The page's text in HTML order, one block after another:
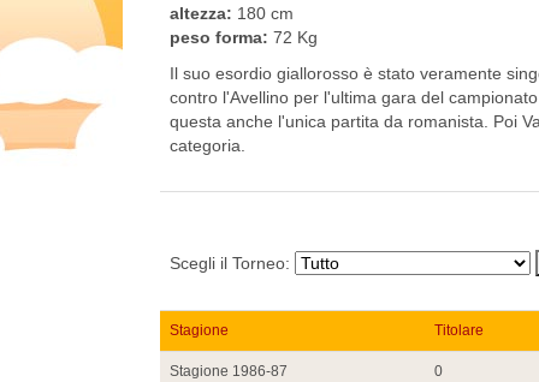
altezza: 180 cm
peso forma: 72 Kg
Il suo esordio giallorosso è stato veramente
contro l'Avellino per l'ultima gara del
questa anche l'unica partita da romanista. Poi
categoria.
Scegli il Torneo:
Stagione Titolare
Stagione 1986-87 0